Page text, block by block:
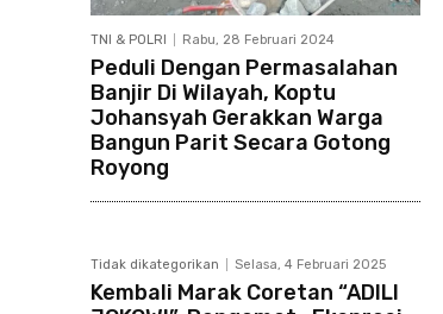
TNI & POLRI Rabu, 28 Februari 2024
Peduli Dengan Permasalahan
Banjir Di Wilayah, Koptu
Johansyah Gerakkan Warga
Bangun Parit Secara Gotong
Royong
Tidak dikategorikan Selasa, 4 Februari 2025
Kembali Marak Coretan “ADILI